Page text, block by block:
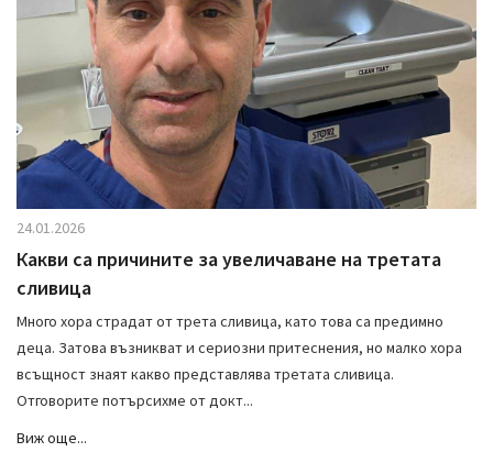
24.01.2026
Какви са причините за увеличаване на третата
сливица
Много хора страдат от трета сливица, като това са предимно
деца. Затова възникват и сериозни притеснения, но малко хора
всъщност знаят какво представлява третата сливица.
Отговорите потърсихме от докт...
Виж още...